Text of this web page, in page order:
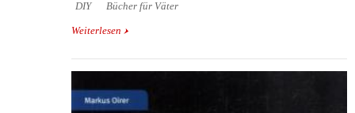
DIY
Bücher für Väter
Weiterlesen über Buchtipp: Handy Dad - 25 coole Anleitungen